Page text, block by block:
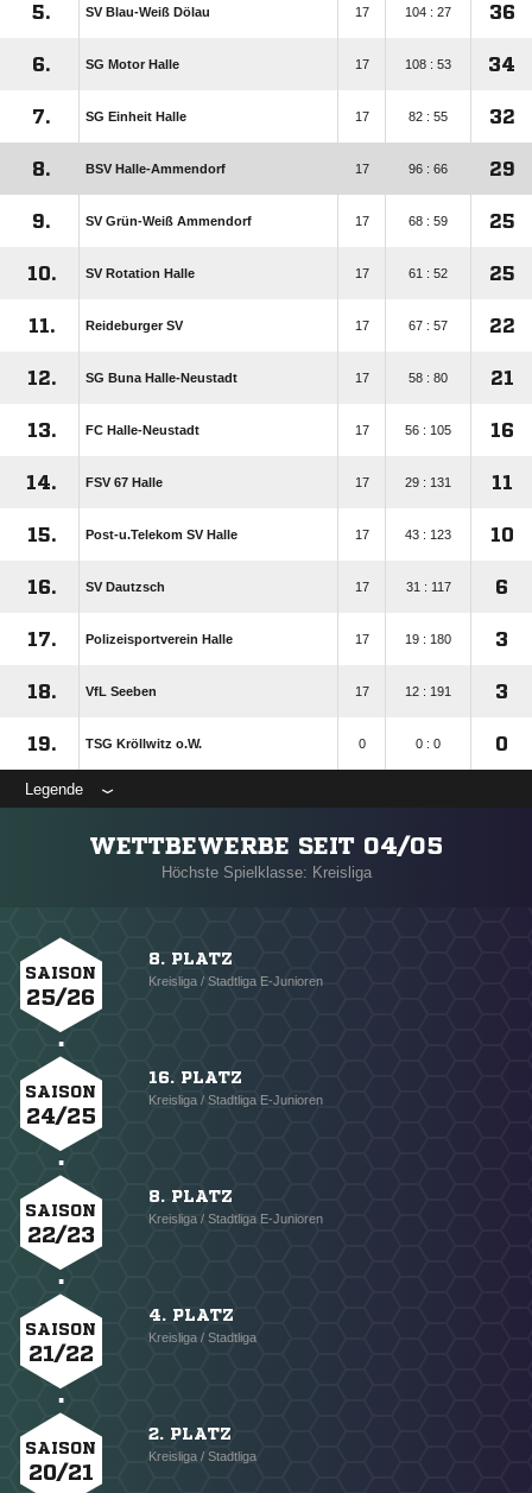
5. SV Blau-Weiß Dölau 17 104 : 27 36
6. SG Motor Halle 17 108 : 53 34
7. SG Einheit Halle 17 82 : 55 32
8. BSV Halle-Ammendorf 17 96 : 66 29
9. SV Grün-Weiß Ammendorf 17 68 : 59 25
10. SV Rotation Halle 17 61 : 52 25
11. Reideburger SV 17 67 : 57 22
12. SG Buna Halle-Neustadt 17 58 : 80 21
13. FC Halle-Neustadt 17 56 : 105 16
14. FSV 67 Halle 17 29 : 131 11
15. Post-u.Telekom SV Halle 17 43 : 123 10
16. SV Dautzsch 17 31 : 117 6
17. Polizeisportverein Halle 17 19 : 180 3
18. VfL Seeben 17 12 : 191 3
19. TSG Kröllwitz o.W. 0 0 : 0 0
Legende
WETTBEWERBE SEIT 04/05
Höchste Spielklasse: Kreisliga
SAISON
25/26
8. PLATZ
Kreisliga / Stadtliga E-Junioren
SAISON
24/25
16. PLATZ
Kreisliga / Stadtliga E-Junioren
SAISON
22/23
8. PLATZ
Kreisliga / Stadtliga E-Junioren
SAISON
21/22
4. PLATZ
Kreisliga / Stadtliga
SAISON
20/21
2. PLATZ
Kreisliga / Stadtliga